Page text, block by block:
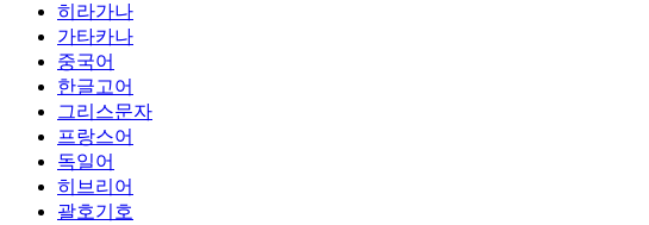
히라가나
가타카나
중국어
한글고어
그리스문자
프랑스어
독일어
히브리어
괄호기호